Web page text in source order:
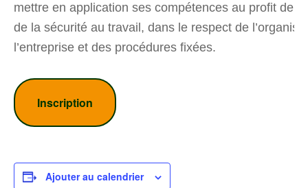
mettre en application ses compétences au profit de
de la sécurité au travail, dans le respect de
l’entreprise et des procédures fixées.
Inscription
Ajouter au calendrier